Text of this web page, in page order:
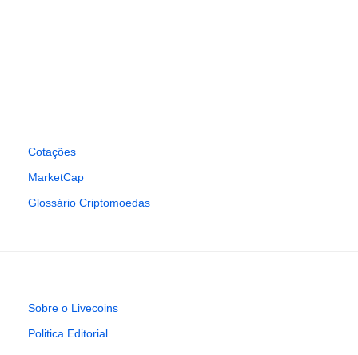
Cotações
MarketCap
Glossário Criptomoedas
Sobre o Livecoins
Politica Editorial